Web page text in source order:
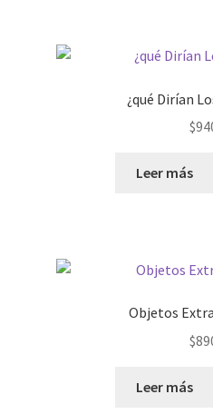
¿qué Dirían
$
Leer más
Objetos
$
Leer más